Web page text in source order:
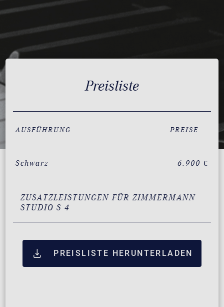
Preisliste
AUSFÜHRUNG PREISE
Schwarz 6.900 €
ZUSATZLEISTUNGEN FÜR ZIMMERMANN
STUDIO S 4
PREISLISTE HERUNTERLADEN